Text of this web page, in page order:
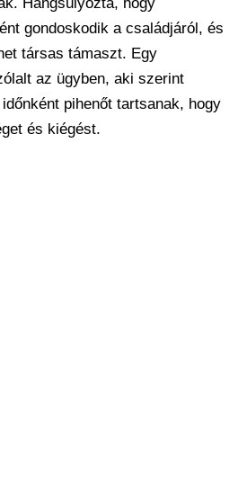
gondoskodik a családjáról, és
társas támaszt. Egy
az ügyben, aki szerint
pihenőt tartsanak, hogy
és kiégést.